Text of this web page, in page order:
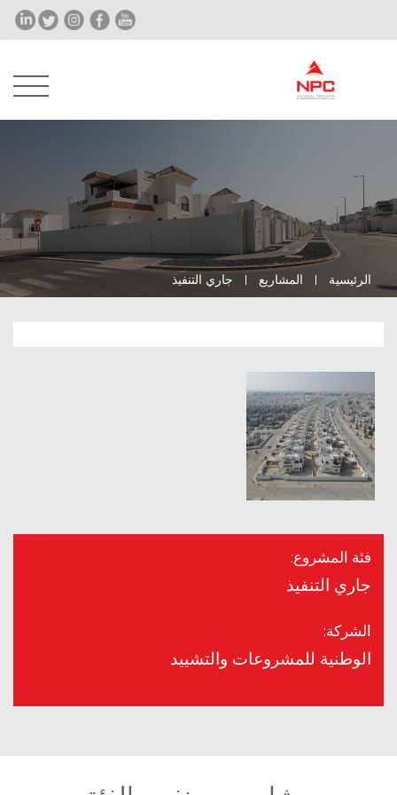
الرئيسية المشاريع جاري التنفيذ
فئة المشروع:
جاري التنفيذ
الشركة:
الوطنية للمشروعات والتشييد